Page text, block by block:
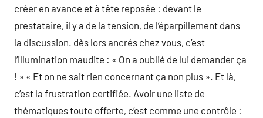
créer en avance et à tête reposée : devant le
prestataire, il y a de la tension, de l’éparpillement dans
la discussion. dès lors ancrés chez vous, c’est
l’illumination maudite : « On a oublié de lui demander ça
! » « Et on ne sait rien concernant ça non plus ». Et là,
c’est la frustration certifiée. Avoir une liste de
thématiques toute offerte, c’est comme une contrôle :